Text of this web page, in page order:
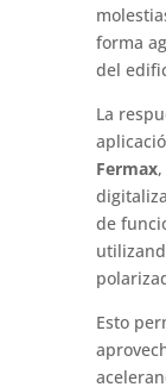
forma
del
La
Fermax,
de
Esto